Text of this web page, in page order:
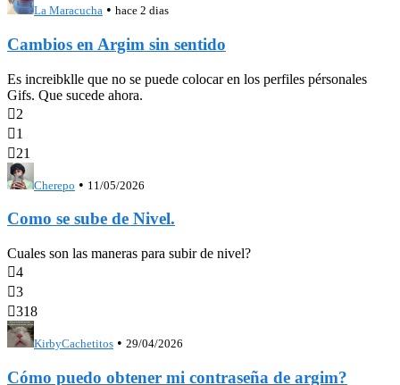
La Maracucha • hace 2 dias
Cambios en Argim sin sentido
Es increibklle que no se puede colocar en los perfiles pérsonales
Gifs. Que sucede ahora.
2
1
21
Cherepo • 11/05/2026
Como se sube de Nivel.
Cuales son las maneras para subir de nivel?
4
3
318
KirbyCachetitos • 29/04/2026
Cómo puedo obtener mi contraseña de argim?